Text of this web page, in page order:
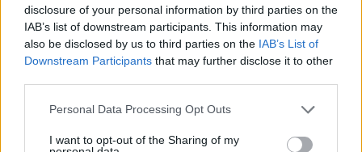
disclosure of your personal information by third parties on the
IAB’s list of downstream participants. This information may
also be disclosed by us to third parties on the IAB’s List of
Downstream Participants that may further disclose it to other
Personal Data Processing Opt Outs
I want to opt-out of the Sharing of my